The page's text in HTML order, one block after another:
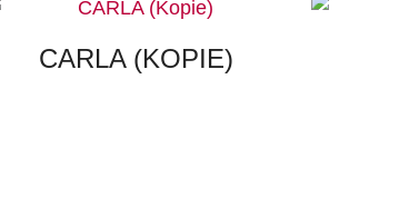
CARLA (KOPIE)